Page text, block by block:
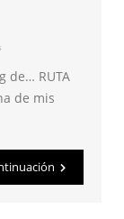
de… RUTA
de mis